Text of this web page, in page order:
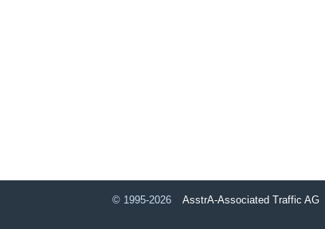
© 1995-2026 AsstrA-Associated Traffic AG